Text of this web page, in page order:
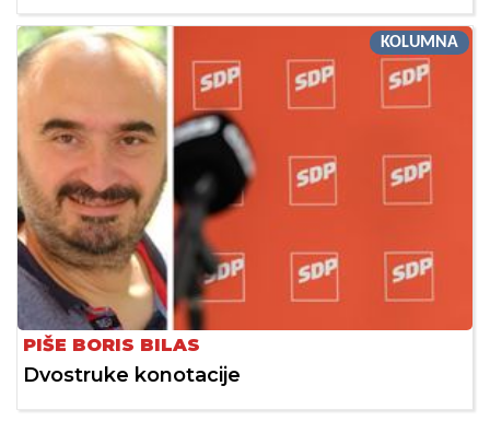
KOLUMNA
PIŠE BORIS BILAS
Dvostruke konotacije